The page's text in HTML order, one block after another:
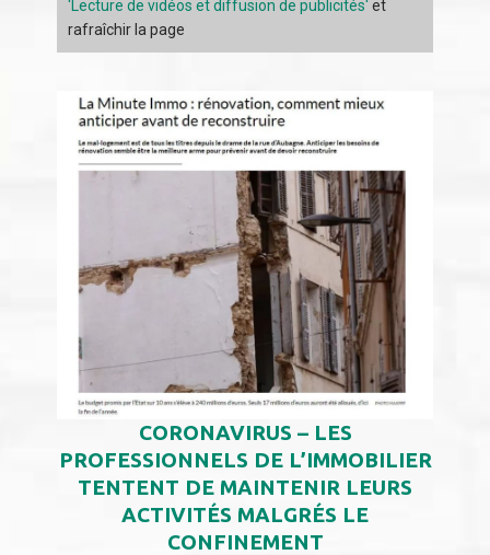
'Lecture de vidéos et diffusion de publicités' et
rafraîchir la page
CORONAVIRUS – LES
PROFESSIONNELS DE L’IMMOBILIER
TENTENT DE MAINTENIR LEURS
ACTIVITÉS MALGRÉS LE
CONFINEMENT